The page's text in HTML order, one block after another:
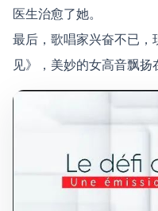
医生治愈了她。
最后，歌唱家兴奋不已
见》，美妙的女高音飘